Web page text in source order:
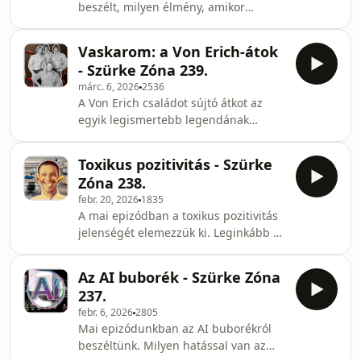
megfizetnie. Csatlakozz a ⁠⁠⁠⁠⁠⁠⁠Szürke Zóna
Kibeszélőhöz⁠⁠⁠⁠⁠⁠⁠ Telegramon!
Elérhetőségeink: Instagram:
beszélt, milyen élmény, amikor
viszonyok jellemzőek első fokon,
illetve mire kell számítania annak, akit
személyiségi alapokon felelősségre
akarnak vonni. Csatlakozz a ⁠⁠⁠⁠⁠⁠Szürke
Zóna Kibeszélőhöz⁠⁠⁠⁠⁠⁠ Telegramon!
Elérhetőségeink: Instagram:
⁠⁠⁠⁠⁠⁠https://www.⁠⁠⁠⁠⁠⁠⁠⁠⁠⁠⁠⁠instagram
Vaskarom: a Von Erich-átok
- Szürke Zóna 239.
márc. 6, 20262536
A Von Erich családot sújtó átkot az
egyik legismertebb legendának
⁠⁠⁠⁠⁠Szürke Zóna Kibeszélőhöz⁠⁠⁠⁠⁠
Telegramon! Elérhetőségeink:
Instagram:
⁠⁠⁠⁠⁠https://www.⁠⁠⁠⁠⁠⁠⁠⁠⁠⁠instagram⁠⁠⁠⁠⁠⁠⁠⁠⁠⁠.com/szurkezonapodcast/⁠⁠⁠⁠⁠
E-mail:
⁠⁠⁠⁠⁠szurkezonapodcast@gmail.com⁠⁠⁠⁠
Patreon:
⁠⁠⁠⁠⁠https://www.patreon.com/szurkezonapodcast
Toxikus pozitivitás - Szürke
Zóna 238.
febr. 20, 2026 1835
A mai epizódban a toxikus pozitivitás
jelenségét elemezzük ki. Leginkább a
párkapcsolatban is megjelenhet. True
Crime Találkozó (2026.03.28.):
https://www.tixa.hu/magyar-true-
crime-talalkozo-20260328 Csatlakozz a
⁠⁠⁠⁠Szürke Zóna Kibeszélőhöz⁠⁠⁠⁠
Az AI buborék - Szürke Zóna
237.
febr. 6, 20262805
Mai epizódunkban az AI buborékról
beszéltünk. Milyen hatással van az